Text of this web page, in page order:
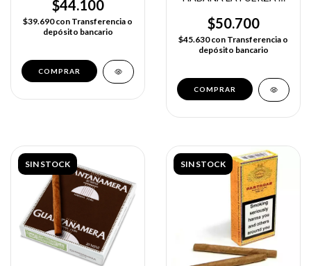
$44.100
$39.690con Transferencia o
depósito bancario
$50.700
$45.630con Transferencia o
depósito bancario
SIN STOCK SIN STOCK